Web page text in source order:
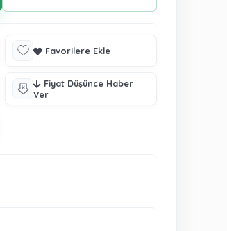
Favorilere Ekle
Fiyat Düşünce Haber
Ver